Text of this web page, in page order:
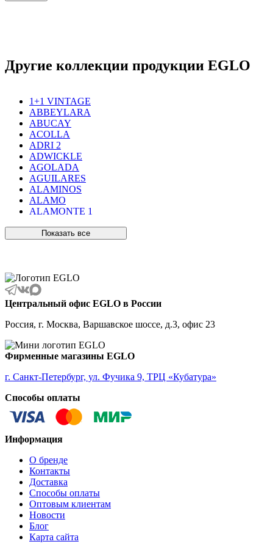
Другие коллекции продукции EGLO
1+1 VINTAGE
ABBEYLARA
ABUCAY
ACOLLA
ADRI 2
ADWICKLE
AGOLADA
AGUILARES
ALAMINOS
ALAMO
ALAMONTE 1
ALBARACCIN
ALCUDIA
ALDERNEY
ALMANZORA
ALMEIDA
ALMEIDA 2
ALMONTE
ALMUDAINA
ALOBRASE
ALSAGER
ALVEZ
AMADORA
AMAKUSA
AMBATOBE
AMBONDRONA
AMBORIALA
AMEZAGA
AMOATSY
AMPITABE
AMSFIELD 1
ANDASIBE
ANJABE
Показать все
Центральный офис EGLO в России
Россия, г. Москва, Варшавское шоссе, д.3, офис 23
Фирменные магазины EGLO
г. Санкт-Петербург, ул. Фучика 9, ТРЦ «Кубатура»
Способы оплаты
Информация
О бренде
Контакты
Доставка
Способы оплаты
Оптовым клиентам
Новости
Блог
Карта сайта